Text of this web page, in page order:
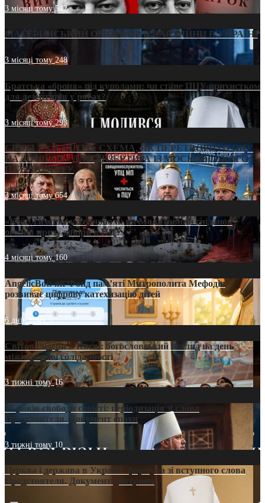
3 місяці тому542
МАТЕРИНСЬКИЙ ОМОРФОР В ЧАС ВІЙНИ В УКРАЇНІ
3 місяці тому248
Братська «броня» під куполами: чи стане ПЦУ прихистком
для дезертирів у рясах?
3 місяці тому293
СВЯТІ УХИЛЯНТИ: СХЕМА, ЯК ПЕРЕТВОРИТИ ПЦУ
НА «ОФШОР» ДЛЯ ДЕЗЕРТИРА ІЗ МОСКОВСЬКОГО
ПАТРІАРХАТУ
3 місяці тому654
«Кейс Тихона» у Тернополі: як Молитовний сніданок
оголив кризу довіри в ПЦУ
4 місяці тому160
AngelicBot: як Фонд пам’яті Митрополита Мефодія
розвиває цифрову катехизацію дітей
6 днів тому9
Світові лідери в Києві: богословський погляд на день
міжнародної солідарності
3 тижні тому16
35 років свободи совісті: періодизація зі слова
Предстоятеля. Документ епохи
3 тижні тому 10
Церква і держава в Україні: формула зі вступного слова
Предстоятеля. Документ доктрини